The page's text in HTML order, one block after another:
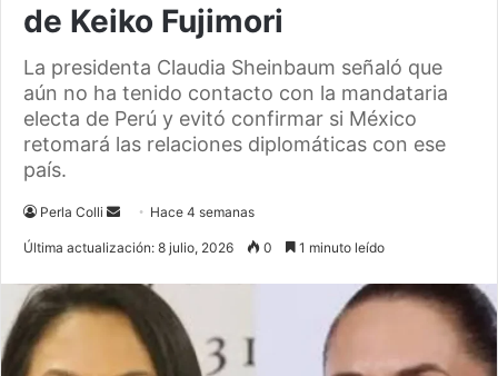
de Keiko Fujimori
La presidenta Claudia Sheinbaum señaló que
aún no ha tenido contacto con la mandataria
electa de Perú y evitó confirmar si México
retomará las relaciones diplomáticas con ese
país.
Perla Colli
Send Hace 4 semanas
Última actualización: 8 julio, 2026 0 1 minuto leído